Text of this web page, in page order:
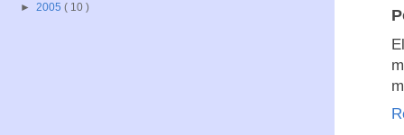
► 2005 ( 10 )